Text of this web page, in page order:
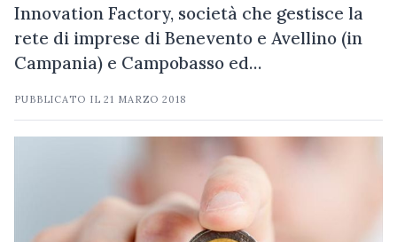
Innovation Factory, società che gestisce la
rete di imprese di Benevento e Avellino (in
Campania) e Campobasso ed…
PUBBLICATO IL21 MARZO 2018